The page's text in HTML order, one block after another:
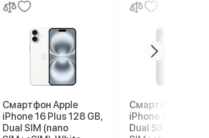
Смартфон Apple
iPhone 16 Plus 128 GB,
Dual SIM (nano
Смартфон Apple
iPhone 17e 256
Dual SIM (nano